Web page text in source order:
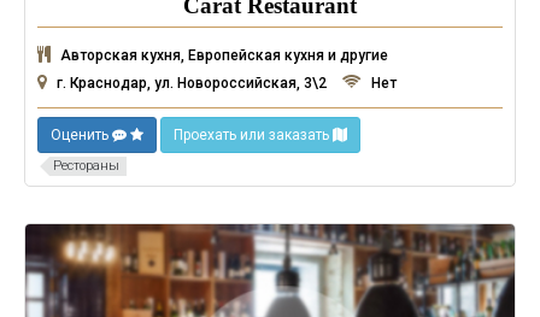
Авторская кухня, Европейская кухня и другие
г. Краснодар, ул. Новороссийская, 3\2
Нет
Оценить Проехать или заказать
Рестораны